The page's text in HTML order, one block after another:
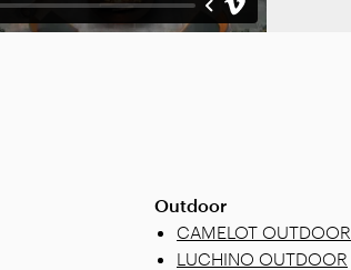
Outdoor
CAMELOT OUTDOOR
LUCHINO OUTDOOR